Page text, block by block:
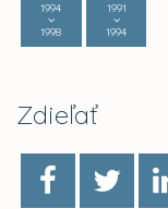
1994
1998
1991
1994
Zdieľať